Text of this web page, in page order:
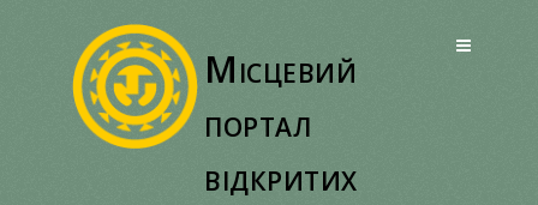
Місцевий
портал
відкритих